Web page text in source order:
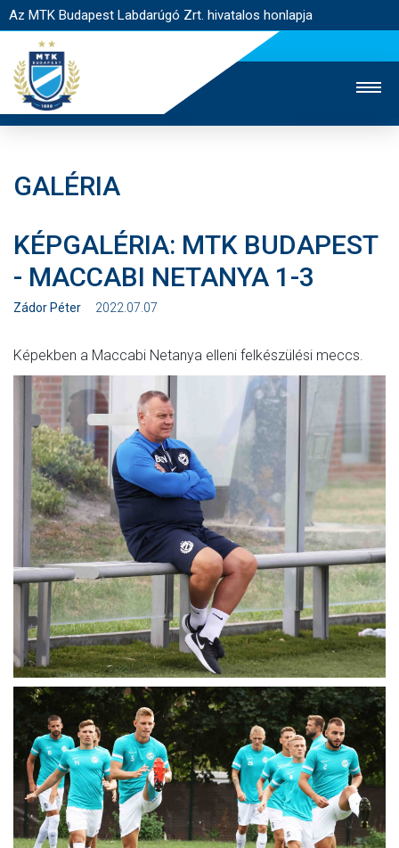
Az MTK Budapest Labdarúgó Zrt. hivatalos honlapja
JEGYÉRTÉKESÍTÉS
WEBSHOP
STADION
EGYESÜLET
KAPCSOLAT
HÍREK
CSAPATOK
MÉRKŐZÉSEK
KLUB
GALÉRIA
SZURKOLÓI ÉLMÉNYEK
AKKREDITÁCIÓ
GALÉRIA
KÉPGALÉRIA: MTK BUDAPEST
- MACCABI NETANYA 1-3
Zádor Péter 2022.07.07
Képekben a Maccabi Netanya elleni felkészülési meccs.